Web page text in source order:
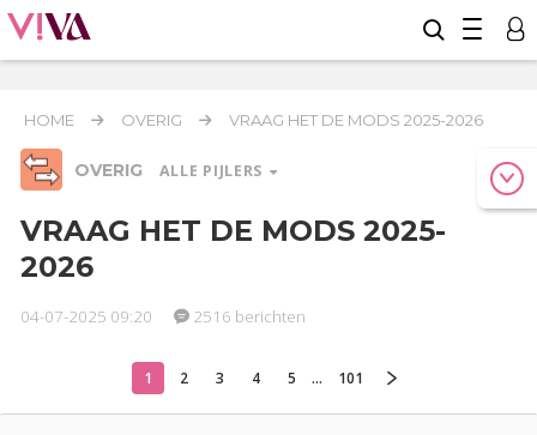
HOME OVERIG VRAAG HET DE MODS 2025-2026
OVERIG ALLE PIJLERS
Relaties
Seks
Gezondheid
Coronavirus
Actueel
Oekraïne Entertainment
Lijf & Lijn
VRAAG HET DE MODS 2025-
2026
04-07-2025 09:20 2516 berichten
1 2 3 4 5 ... 101